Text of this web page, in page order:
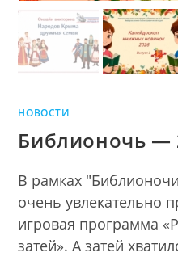
НОВОСТИ
Библионочь —
В рамках
очень увлекательно
игровая программа
затей». А затей